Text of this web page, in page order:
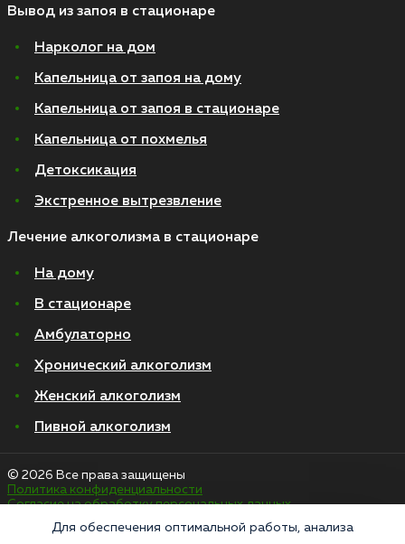
Вывод из запоя в стационаре
Нарколог на дом
Капельница от запоя на дому
Капельница от запоя в стационаре
Капельница от похмелья
Детоксикация
Экстренное вытрезвление
Лечение алкоголизма в стационаре
На дому
В стационаре
Амбулаторно
Хронический алкоголизм
Женский алкоголизм
Пивной алкоголизм
© 2026 Все права защищены
Политика конфиденциальности
Согласие на обработку персональных данных
Для обеспечения оптимальной работы, анализа